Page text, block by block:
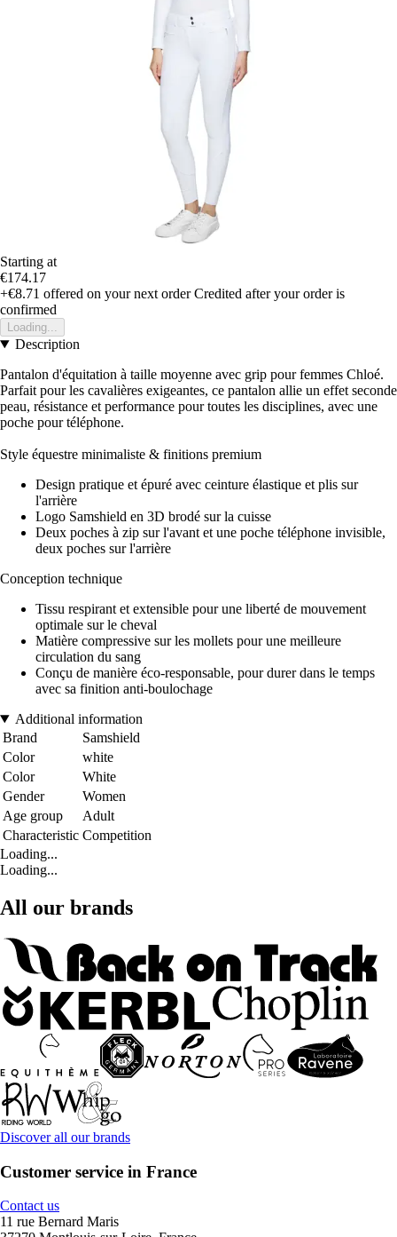
Starting at
€174.17
+€8.71 offered on your next order Credited after your order is
confirmed
Loading...
Description
Pantalon d'équitation à taille moyenne avec grip pour femmes Chloé.
Parfait pour les cavalières exigeantes, ce pantalon allie un effet seconde
peau, résistance et performance pour toutes les disciplines, avec une
poche pour téléphone.
Style équestre minimaliste & finitions premium
Design pratique et épuré avec ceinture élastique et plis sur
l'arrière
Logo Samshield en 3D brodé sur la cuisse
Deux poches à zip sur l'avant et une poche téléphone invisible,
deux poches sur l'arrière
Conception technique
Tissu respirant et extensible pour une liberté de mouvement
optimale sur le cheval
Matière compressive sur les mollets pour une meilleure
circulation du sang
Conçu de manière éco-responsable, pour durer dans le temps
avec sa finition anti-boulochage
Additional information
Brand
Samshield
Color
white
Color
White
Gender
Women
Age group
Adult
Characteristic Competition
Loading...
Loading...
All our brands
Discover all our brands
Customer service in France
Contact us
11 rue Bernard Maris